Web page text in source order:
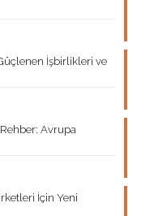
İşbirlikleri ve
Rehber: Avrupa
İçin Yeni